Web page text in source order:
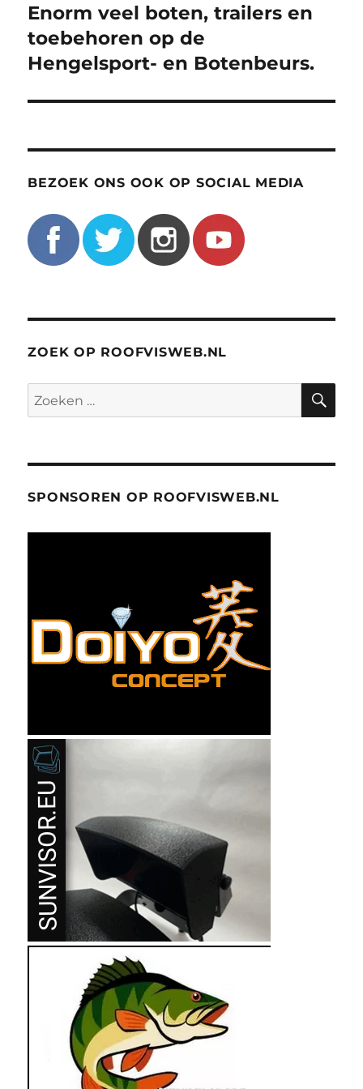
navigatie
Enorm veel boten, trailers en
toebehoren op de
Hengelsport- en Botenbeurs.
BEZOEK ONS OOK OP SOCIAL MEDIA
ZOEK OP ROOFVISWEB.NL
Zoeken
naar:
SPONSOREN OP ROOFVISWEB.NL